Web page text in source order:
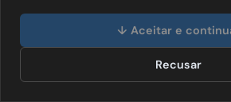
histórico de
↓ Aceitar e
Recusar
imóveis? 😊